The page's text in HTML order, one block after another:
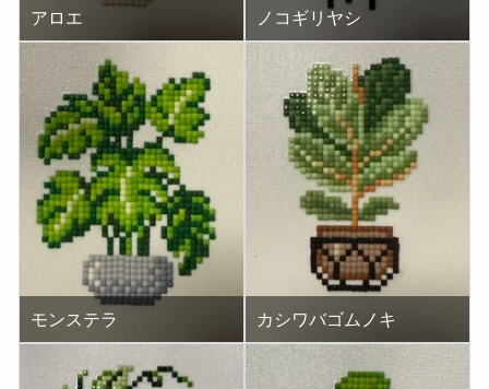
アロエ ノコギリヤシ
モンステラ カシワバゴムノキ